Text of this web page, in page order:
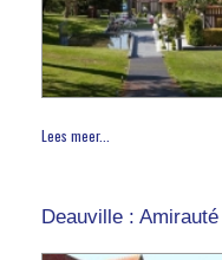
Lees meer...
Deauville :